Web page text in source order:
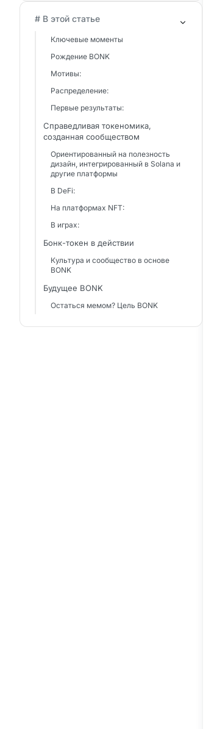
# В этой статье
Ключевые моменты
Рождение BONK
Мотивы:
Распределение:
Первые результаты:
Справедливая токеномика,
созданная сообществом
Ориентированный на полезность
дизайн, интегрированный в Solana и
другие платформы
В DeFi:
На платформах NFT:
В играх:
Бонк-токен в действии
Культура и сообщество в основе
BONK
Будущее BONK
Остаться мемом? Цель BONK